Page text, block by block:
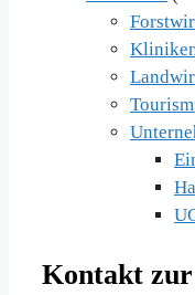
Kontakt